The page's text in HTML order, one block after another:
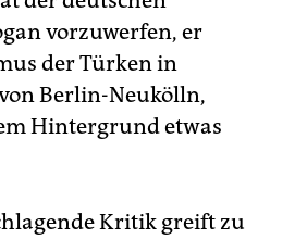
vorzuwerfen, er
der Türken in
Berlin-Neukölln,
Hintergrund etwas
Kritik greift zu